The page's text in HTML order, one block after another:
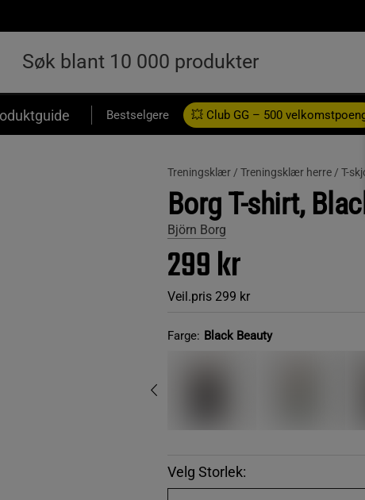
Bestselgere 💥 Club GG – 500
Treningsklær / Treningsklær herre / T-
Borg T-shirt,
Björn Borg
299 kr
Veil.pris 299 kr
Farge: Black Beauty
Velg Storlek: